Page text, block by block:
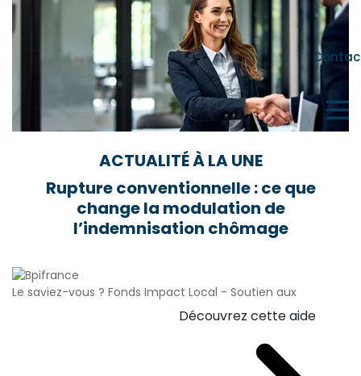
ACTUALITÉ À LA UNE
Rupture conventionnelle : ce que
change la modulation de
l’indemnisation chômage
Le saviez-vous ? Fonds Impact Local - Soutien aux
Découvrez cette aide